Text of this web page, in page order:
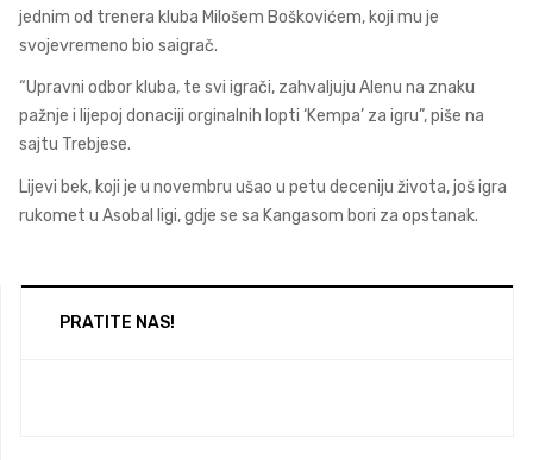
jednim od trenera kluba Milošem Boškovićem, koji mu je
svojevremeno bio saigrač.
“Upravni odbor kluba, te svi igrači, zahvaljuju Alenu na znaku
pažnje i lijepoj donaciji orginalnih lopti ‘Kempa’ za igru”, piše na
sajtu Trebjese.
Lijevi bek, koji je u novembru ušao u petu deceniju života, još igra
rukomet u Asobal ligi, gdje se sa Kangasom bori za opstanak.
PRATITE NAS!